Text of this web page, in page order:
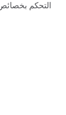
التحكم